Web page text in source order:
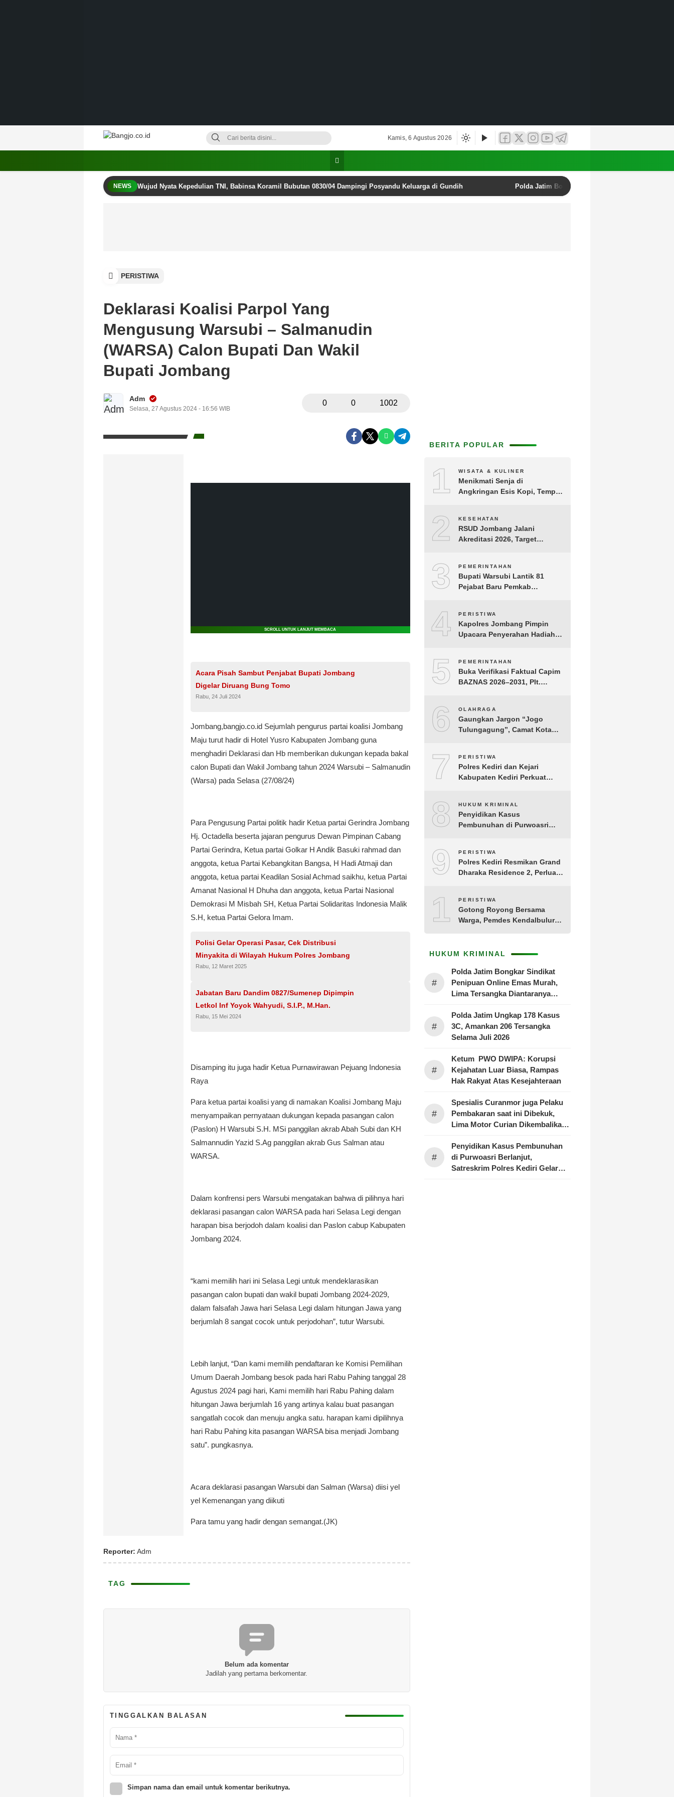
Kamis, 6 Agustus 2026
NEWS Wujud Nyata Kepedulian TNI, Babinsa Koramil Bubutan 0830/04 Dampingi Posyandu Keluarga di Gundih Polda Jatim Bongkar Sindikat Penipuan Online
PERISTIWA
Deklarasi Koalisi Parpol Yang
Mengusung Warsubi – Salmanudin
(WARSA) Calon Bupati Dan Wakil
Bupati Jombang
Adm
Selasa, 27 Agustus 2024 - 16:56 WIB
0 0 1002
SCROLL UNTUK LANJUT MEMBACA
Acara Pisah Sambut Penjabat Bupati Jombang
Digelar Diruang Bung Tomo
Rabu, 24 Juli 2024
Jombang,bangjo.co.id Sejumlah pengurus partai koalisi Jombang
Maju turut hadir di Hotel Yusro Kabupaten Jombang guna
menghadiri Deklarasi dan Hb memberikan dukungan kepada bakal
calon Bupati dan Wakil Jombang tahun 2024 Warsubi – Salmanudin
(Warsa) pada Selasa (27/08/24)
Para Pengusung Partai politik hadir Ketua partai Gerindra Jombang
Hj. Octadella beserta jajaran pengurus Dewan Pimpinan Cabang
Partai Gerindra, Ketua partai Golkar H Andik Basuki rahmad dan
anggota, ketua Partai Kebangkitan Bangsa, H Hadi Atmaji dan
anggota, ketua partai Keadilan Sosial Achmad saikhu, ketua Partai
Amanat Nasional H Dhuha dan anggota, ketua Partai Nasional
Demokrasi M Misbah SH, Ketua Partai Solidaritas Indonesia Malik
S.H, ketua Partai Gelora Imam.
Polisi Gelar Operasi Pasar, Cek Distribusi
Minyakita di Wilayah Hukum Polres Jombang
Rabu, 12 Maret 2025
Jabatan Baru Dandim 0827/Sumenep Dipimpin
Letkol Inf Yoyok Wahyudi, S.I.P., M.Han.
Rabu, 15 Mei 2024
Disamping itu juga hadir Ketua Purnawirawan Pejuang Indonesia
Raya
Para ketua partai koalisi yang di namakan Koalisi Jombang Maju
menyampaikan pernyataan dukungan kepada pasangan calon
(Paslon) H Warsubi S.H. MSi panggilan akrab Abah Subi dan KH
Salmannudin Yazid S.Ag panggilan akrab Gus Salman atau
WARSA.
Dalam konfrensi pers Warsubi mengatakan bahwa di pilihnya hari
deklarasi pasangan calon WARSA pada hari Selasa Legi dengan
harapan bisa berjodoh dalam koalisi dan Paslon cabup Kabupaten
Jombang 2024.
“kami memilih hari ini Selasa Legi untuk mendeklarasikan
pasangan calon bupati dan wakil bupati Jombang 2024-2029,
dalam falsafah Jawa hari Selasa Legi dalam hitungan Jawa yang
berjumlah 8 sangat cocok untuk perjodohan”, tutur Warsubi.
Lebih lanjut, “Dan kami memilih pendaftaran ke Komisi Pemilihan
Umum Daerah Jombang besok pada hari Rabu Pahing tanggal 28
Agustus 2024 pagi hari, Kami memilih hari Rabu Pahing dalam
hitungan Jawa berjumlah 16 yang artinya kalau buat pasangan
sangatlah cocok dan menuju angka satu. harapan kami dipilihnya
hari Rabu Pahing kita pasangan WARSA bisa menjadi Jombang
satu”. pungkasnya.
Acara deklarasi pasangan Warsubi dan Salman (Warsa) diisi yel
yel Kemenangan yang diikuti
Para tamu yang hadir dengan semangat.(JK)
Reporter: Adm
TAG
Belum ada komentar
Jadilah yang pertama berkomentar.
TINGGALKAN BALASAN
Simpan nama dan email untuk komentar berikutnya.
BERITA POPULAR
1 WISATA & KULINER
Menikmati Senja di
Angkringan Esis Kopi, Tempat
2 KESEHATAN
RSUD Jombang Jalani
Akreditasi 2026, Target
Layanan
3 PEMERINTAHAN
Bupati Warsubi Lantik 81
Pejabat Baru Pemkab
4 PERISTIWA
Kapolres Jombang Pimpin
Upacara Penyerahan Hadiah
5 PEMERINTAHAN
Buka Verifikasi Faktual Capim
BAZNAS 2026–2031, Plt.
Transparansi
6 OLAHRAGA
Gaungkan Jargon “Jogo
Tulungagung”, Camat Kota
Tamanan
7 PERISTIWA
Polres Kediri dan Kejari
Kabupaten Kediri Perkuat
8 HUKUM KRIMINAL
Penyidikan Kasus
Pembunuhan di Purwoasri
Adegan
9 PERISTIWA
Polres Kediri Resmikan Grand
Dharaka Residence 2, Perluas
10PERISTIWA
Gotong Royong Bersama
Warga, Pemdes Kendalbulur
HUKUM KRIMINAL
#
Polda Jatim Bongkar Sindikat
Penipuan Online Emas Murah,
Lima Tersangka Diantaranya
#
Polda Jatim Ungkap 178 Kasus
3C, Amankan 206 Tersangka
Selama Juli 2026
#
Ketum PWO DWIPA: Korupsi
Kejahatan Luar Biasa, Rampas
Hak Rakyat Atas Kesejahteraan
#
Spesialis Curanmor juga Pelaku
Pembakaran saat ini Dibekuk,
Lima Motor Curian Dikembalikan
#
Penyidikan Kasus Pembunuhan
di Purwoasri Berlanjut,
Satreskrim Polres Kediri Gelar